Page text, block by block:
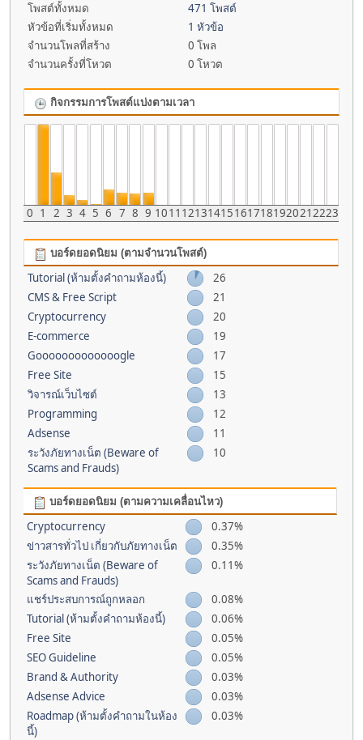
โพสต์ทั้งหมด
471 โพสต์
หัวข้อที่เริ่มทั้งหมด
1 หัวข้อ
จำนวนโพลที่สร้าง
0 โพล
จำนวนครั้งที่โหวต
0 โหวต
กิจกรรมการโพสต์แบ่งตามเวลา
0 1 2 3 4 5 6 7 8 9 1011 121314151617181920212223
บอร์ดยอดนิยม (ตามจำนวนโพสต์)
Tutorial (ห้ามตั้งคำถามห้องนี้)
26
CMS & Free Script
21
Cryptocurrency
20
E-commerce
19
Gooooooooooooogle
17
Free Site
15
วิจารณ์เว็บไซต์
13
Programming
12
Adsense
11
ระวังภัยทางเน็ต (Beware of
Scams and Frauds)
10
บอร์ดยอดนิยม (ตามความเคลื่อนไหว)
Cryptocurrency
0.37%
ข่าวสารทั่วไป เกี่ยวกับภัยทางเน็ต
0.35%
ระวังภัยทางเน็ต (Beware of
Scams and Frauds)
0.11%
แชร์ประสบการณ์ถูกหลอก
0.08%
Tutorial (ห้ามตั้งคำถามห้องนี้)
0.06%
Free Site
0.05%
SEO Guideline
0.05%
Brand & Authority
0.03%
Adsense Advice
0.03%
Roadmap (ห้ามตั้งคำถามในห้อง
นี้)
0.03%